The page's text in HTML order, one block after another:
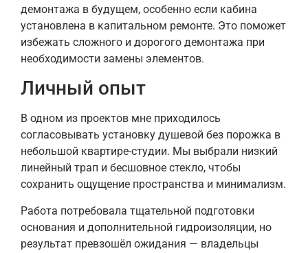
демонтажа в будущем, особенно если кабина
установлена в капитальном ремонте. Это поможет
избежать сложного и дорогого демонтажа при
необходимости замены элементов.
Личный опыт
В одном из проектов мне приходилось
согласовывать установку душевой без порожка в
небольшой квартире-студии. Мы выбрали низкий
линейный трап и бесшовное стекло, чтобы
сохранить ощущение пространства и минимализм.
Работа потребовала тщательной подготовки
основания и дополнительной гидроизоляции, но
результат превзошёл ожидания — владельцы